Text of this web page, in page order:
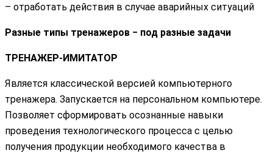
– отработать действия в случае аварийных ситуаций
Разные типы тренажеров − под разные задачи
ТРЕНАЖЕР-ИМИТАТОР
Является классической версией компьютерного
тренажера. Запускается на персональном компьютере.
Позволяет сформировать осознанные навыки
проведения технологического процесса с целью
получения продукции необходимого качества в